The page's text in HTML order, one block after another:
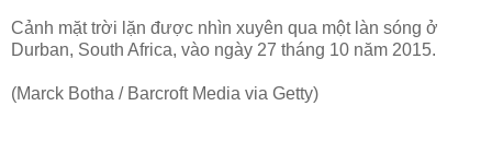
Cảnh mặt trời lặn được nhìn xuyên qua một làn sóng ở
Durban, South Africa, vào ngày 27 tháng 10 năm 2015.
(Marck Botha / Barcroft Media via Getty)